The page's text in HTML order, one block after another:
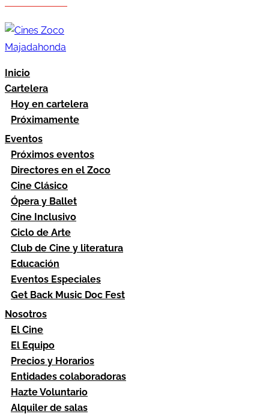
Inicio
Cartelera
Hoy en cartelera
Próximamente
Eventos
Próximos eventos
Directores en el Zoco
Cine Clásico
Ópera y Ballet
Cine Inclusivo
Ciclo de Arte
Club de Cine y literatura
Educación
Eventos Especiales
Get Back Music Doc Fest
Nosotros
El Cine
El Equipo
Precios y Horarios
Entidades colaboradoras
Hazte Voluntario
Alquiler de salas